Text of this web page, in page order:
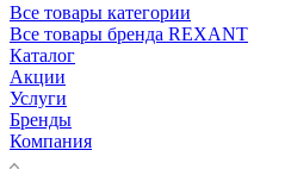
Все товары категории
Все товары бренда REXANT
Каталог
Акции
Услуги
Бренды
Компания